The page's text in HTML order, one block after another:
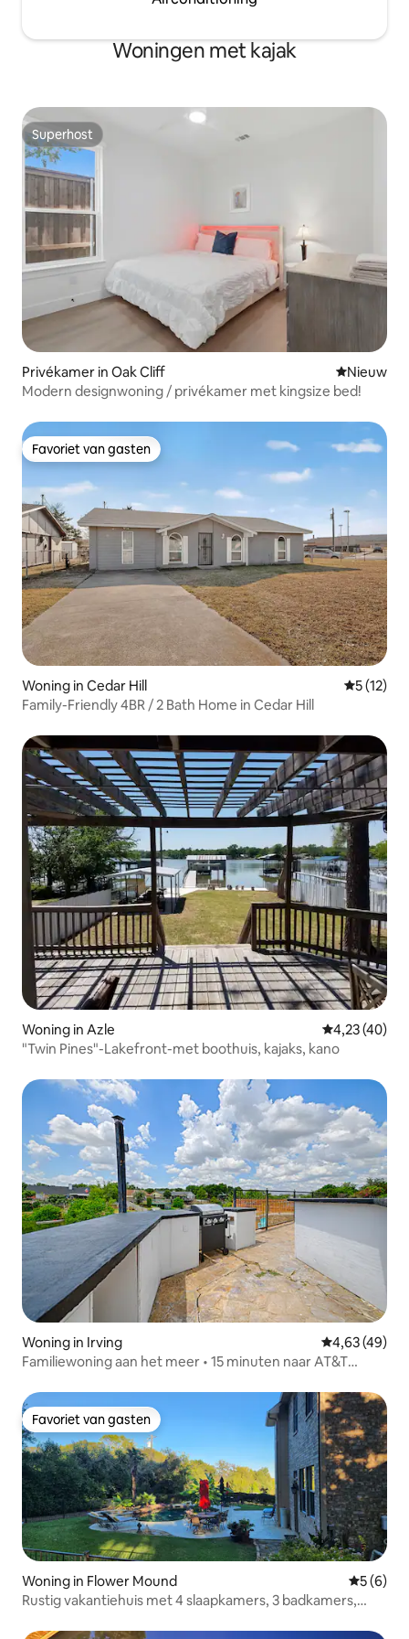
Woningen met kajak
Superhost
Superhost
Privékamer in Oak Cliff Nieuwe
Nieuw
Modern designwoning / privékamer met kingsize bed!
Favoriet van gasten
Favoriet van gasten
Woning in Cedar Hill
5 (12)
Family-Friendly 4BR / 2 Bath Home in Cedar Hill
Woning in Azle Gemiddelde
4,23 (40)
"Twin Pines"-Lakefront-met boothuis, kajaks, kano
Woning in Irving Gemiddelde
4,63 (49)
Familiewoning aan het meer • 15 minuten naar AT&T
Favoriet van gasten
Favoriet van gasten
Woning in Flower Mound
5 (6)
Rustig vakantiehuis met 4 slaapkamers, 3 badkamers,